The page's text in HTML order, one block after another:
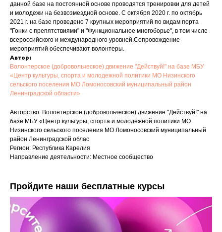
данной базе на постоянной основе проводятся тренировки для детей
и молодежи на безвозмездной основе. С октября 2020 г. по октябрь
2021 г. на базе проведено 7 крупных мероприятий по видам порта
"Гонки с препятствиями" и "Функциональное многоборье", в том числе
всероссийского и международного уровней.Сопровождение
мероприятий обеспечивают волонтеры.
Автор:
Волонтерское (добровольческое) движение "Действуй!" на базе МБУ
«Центр культуры, спорта и молодежной политики МО Низинского
сельского поселения МО Ломоносовский муниципальный район
Ленинградской области»
Авторство: Волонтерское (добровольческое) движение "Действуй!" на
базе МБУ «Центр культуры, спорта и молодежной политики МО
Низинского сельского поселения МО Ломоносовский муниципальный
район Ленинградской облас
Регион: Республика Карелия
Направление деятельности: Местное сообщество
Пройдите наши бесплатные курсы